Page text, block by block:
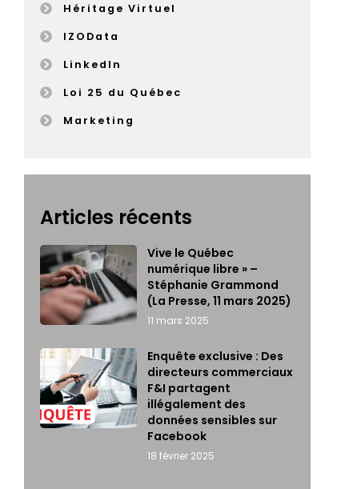
Héritage Virtuel
IZOData
LinkedIn
Loi 25 du Québec
Marketing
Articles récents
Vive le Québec
numérique libre » –
Stéphanie Grammond
(La Presse, 11 mars 2025)
11 mars 2025
Enquête exclusive : Des
directeurs commerciaux
F&I partagent
illégalement des
données sensibles sur
Facebook
18 février 2025